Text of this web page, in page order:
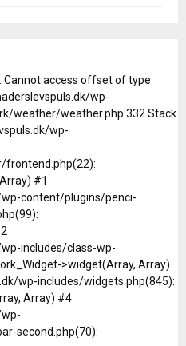
Cannot access offset of type
wp-
weather/weather.php:332 Stack
wp-
#1
content/plugins/penci-
includes/class-wp-
>widget(Array, Array)
wp-includes/widgets.php(845):
Array) #4
second.php(70):